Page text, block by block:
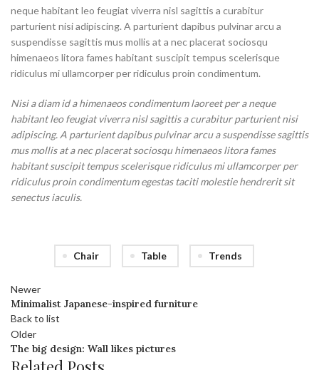
neque habitant leo feugiat viverra nisl sagittis a curabitur
parturient nisi adipiscing. A parturient dapibus pulvinar arcu a
suspendisse sagittis mus mollis at a nec placerat sociosqu
himenaeos litora fames habitant suscipit tempus scelerisque
ridiculus mi ullamcorper per ridiculus proin condimentum.
Nisi a diam id a himenaeos condimentum laoreet per a neque
habitant leo feugiat viverra nisl sagittis a curabitur parturient nisi
adipiscing. A parturient dapibus pulvinar arcu a suspendisse sagittis
mus mollis at a nec placerat sociosqu himenaeos litora fames
habitant suscipit tempus scelerisque ridiculus mi ullamcorper per
ridiculus proin condimentum egestas taciti molestie hendrerit sit
senectus iaculis.
Chair Table Trends
Newer
Minimalist Japanese-inspired furniture
Back to list
Older
The big design: Wall likes pictures